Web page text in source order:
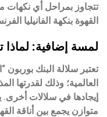
تتجاوز بمراحل أي نكهات
القهوة بنكهة الفانيليا
لمسة إضافية: لماذا
تعتبر سلالة البنك
العالمية؛ وذلك لقدرتها
إيجادها في سلالات أخرى.
متوازن يجمع بين أناقة